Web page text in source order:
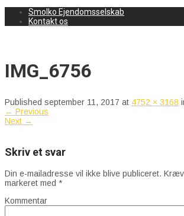
Smolko Ejendomsselskab
Kontakt os
IMG_6756
Published september 11, 2017 at 4752 × 3168
← Previous
Next →
Skriv et svar
Din e-mailadresse vil ikke blive publiceret.
markeret med *
Kommentar